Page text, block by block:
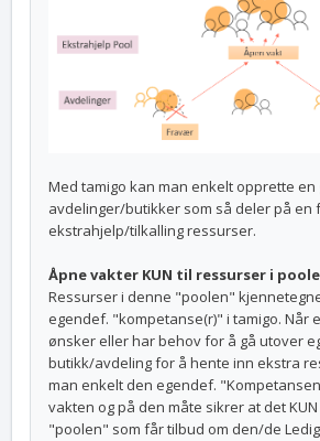
Med tamigo kan man enkelt opprette en
avdelinger/butikker som så deler på en
ekstrahjelp/tilkalling ressurser.
Åpne vakter KUN til ressurser i
Ressurser i denne "poolen"
egendef. "kompetanse(r)" i tamigo. Når
ønsker eller har behov for å gå utover
butikk/avdeling for å hente inn ekstra
man enkelt den egendef.
vakten og på den måte sikrer at det
"poolen" som får tilbud om den/de